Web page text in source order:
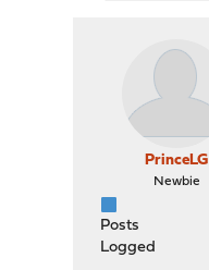
PrinceLG
Newbie
Posts
Logged